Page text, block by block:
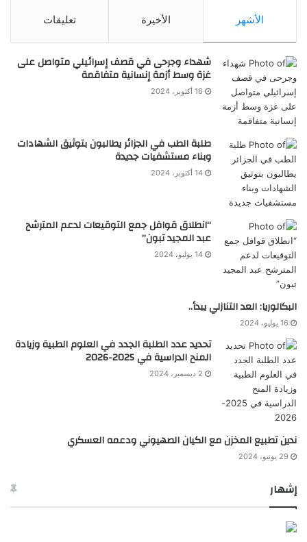
الأشهر الأخيرة تعليقات
شهداء وجرحى في قصف إسرائيلي متواصل على
غزة وسط أزمة إنسانية متفاقمة
16 أكتوبر، 2024
طلبة الطب في الجزائر يطالبون بتوثيق الشهادات
وبناء مستشفيات جديدة
14 أكتوبر، 2024
“انطلاق قوافل جمع التوقيعات لدعم المترشح
عبد المجيد تبون”
14 يوليو، 2024
البكالوريا: العد التنازلي يبدأ..
16 يوليو، 2024
تحديد عدد الطلبة الجدد في العلوم الطبية وزيادة
المنح الدراسية في 2025-2026
2 ديسمبر، 2024
ندين تطبيع المخزن مع الكيان الصهيوني ودعمه العسكري
29 يونيو، 2024
إشهار